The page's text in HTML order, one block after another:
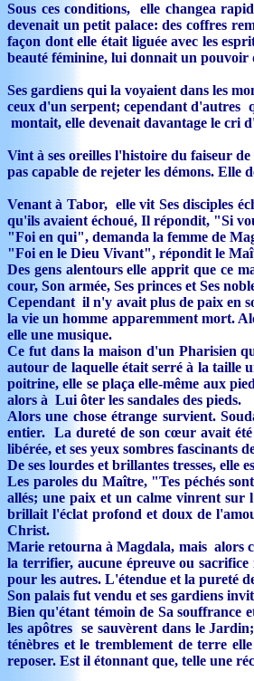
Sous ces conditions, elle changea
devenait un petit palace: des coffres
façon dont elle était liguée avec les
beauté féminine, lui donnait un pouvoir
Ses gardiens qui la voyaient dans les
ceux d'un serpent; cependant d'autres
montait, elle devenait davantage le cri
Vint à ses oreilles l'histoire du faiseur
pas capable de rejeter les démons. Elle
Venant à Tabor, elle vit Ses disciples
qu'ils avaient échoué, Il répondit, "Si
"Foi en qui", demanda la femme de
"Foi en le Dieu Vivant", répondit le
Des gens alentours elle apprit que ce
cour, Son armée, Ses princes et Ses
Cependant il n'y avait plus de paix en
la vie un homme apparemment mort.
elle une musique.
Ce fut dans la maison d'un Pharisien
autour de laquelle était serré à la taille
poitrine, elle se plaça elle-même aux
alors à Lui ôter les sandales des pieds.
Alors une chose étrange survient.
entier. La dureté de son cœur avait été
libérée, et ses yeux sombres fascinants
De ses lourdes et brillantes tresses, elle
Les paroles du Maître, "Tes péchés
allés; une paix et un calme vinrent sur
brillait l'éclat profond et doux de
Christ.
Marie retourna à Magdala, mais alors
la terrifier, aucune épreuve ou
pour les autres. L'étendue et la pureté
Son palais fut vendu et ses gardiens
Bien qu'étant témoin de Sa souffrance
les apôtres se sauvèrent dans le
ténèbres et le tremblement de terre
reposer. Est il étonnant que, telle une